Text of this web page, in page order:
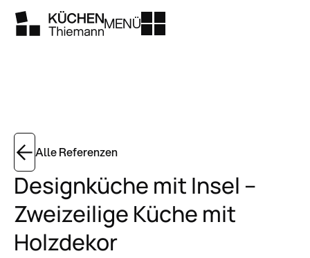
MENÜ
Alle Referenzen
Designküche mit Insel –
Zweizeilige Küche mit
Holzdekor